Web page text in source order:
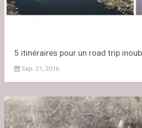
5 itinéraires pour un road trip
Sep. 21, 2016